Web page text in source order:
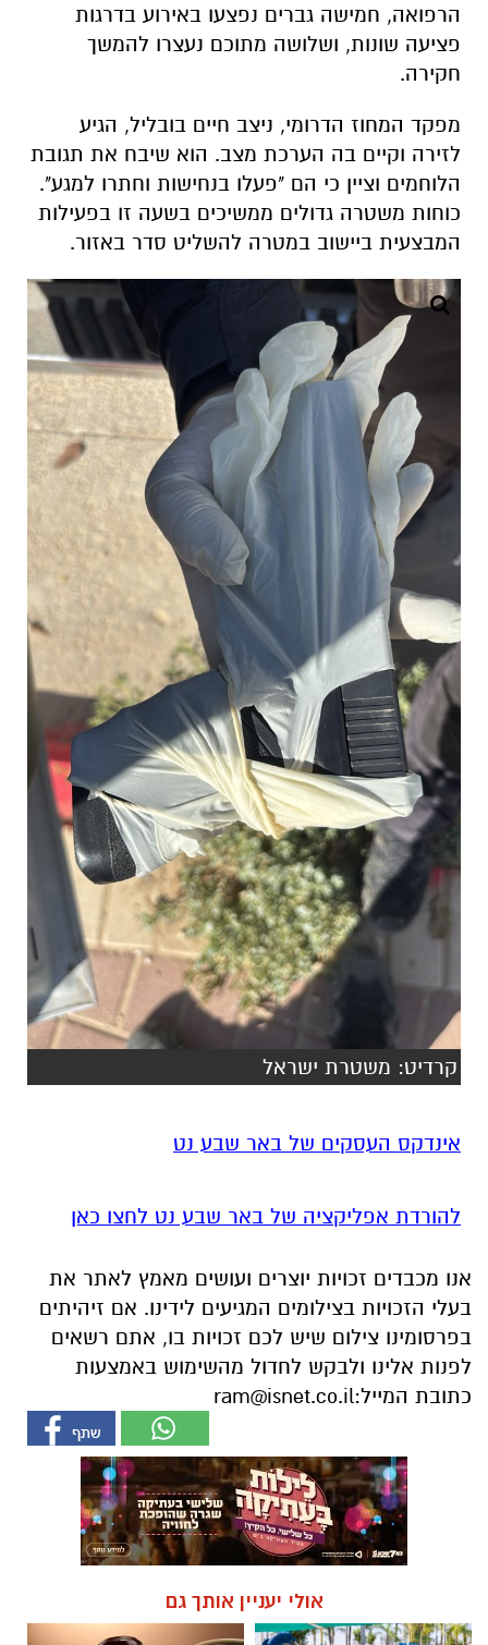
הרפואה, חמישה גברים נפצעו באירוע בדרגות
פציעה שונות, ושלושה מתוכם נעצרו להמשך
חקירה.
מפקד המחוז הדרומי, ניצב חיים בובליל, הגיע
לזירה וקיים בה הערכת מצב. הוא שיבח את תגובת
הלוחמים וציין כי הם "פעלו בנחישות וחתרו למגע".
כוחות משטרה גדולים ממשיכים בשעה זו בפעילות
המבצעית ביישוב במטרה להשליט סדר באזור.
קרדיט: משטרת ישראל
אינדקס העסקים של באר שבע נט
להורדת אפליקציה של באר שבע נט לחצו כאן
אנו מכבדים זכויות יוצרים ועושים מאמץ לאתר את
בעלי הזכויות בצילומים המגיעים לידינו. אם זיהיתים
בפרסומינו צילום שיש לכם זכויות בו, אתם רשאים
לפנות אלינו ולבקש לחדול מהשימוש באמצעות
כתובת המייל:ram@isnet.co.il
אולי יעניין אותך גם